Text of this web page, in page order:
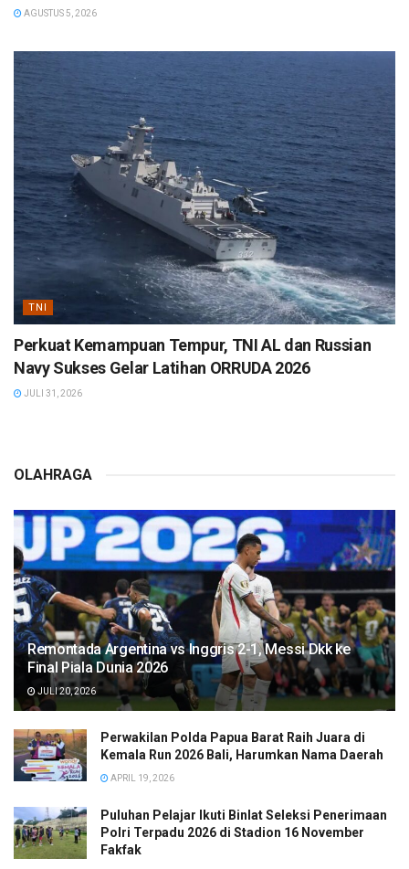
AGUSTUS 5, 2026
TNI
Perkuat Kemampuan Tempur, TNI AL dan Russian
Navy Sukses Gelar Latihan ORRUDA 2026
JULI 31, 2026
OLAHRAGA
Remontada Argentina vs Inggris 2-1, Messi Dkk ke
Final Piala Dunia 2026
JULI 20, 2026
Perwakilan Polda Papua Barat Raih Juara di
Kemala Run 2026 Bali, Harumkan Nama Daerah
APRIL 19, 2026
Puluhan Pelajar Ikuti Binlat Seleksi Penerimaan
Polri Terpadu 2026 di Stadion 16 November
Fakfak